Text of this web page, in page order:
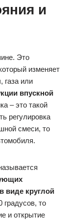
и
Это
изменяет
газа или
впускной
– это такой
регулировка
смеси, то
виде круглой
градусов, то
и открытие